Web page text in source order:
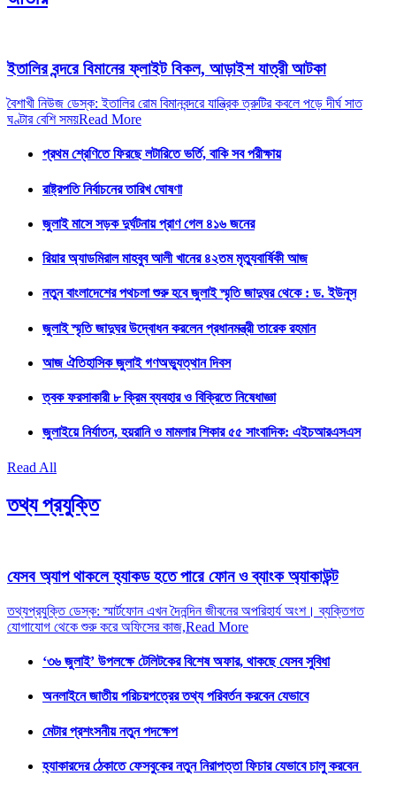
ইতালির বন্দরে বিমানের ফ্লাইট বিকল, আড়াইশ যাত্রী আটকা
বৈশাখী নিউজ ডেস্ক: ইতালির রোম বিমানবন্দরে যান্ত্রিক ত্রুটির কবলে পড়ে দীর্ঘ সাত
ঘণ্টার বেশি সময়Read More
প্রথম শ্রেণিতে ফিরছে লটারিতে ভর্তি, বাকি সব পরীক্ষায়
রাষ্ট্রপতি নির্বাচনের তারিখ ঘোষণা
জুলাই মাসে সড়ক দুর্ঘটনায় প্রাণ গেল ৪১৬ জনের
রিয়ার অ্যাডমিরাল মাহবুব আলী খানের ৪২তম মৃত্যুবার্ষিকী আজ
নতুন বাংলাদেশের পথচলা শুরু হবে জুলাই স্মৃতি জাদুঘর থেকে : ড. ইউনূস
জুলাই স্মৃতি জাদুঘর উদ্বোধন করলেন প্রধানমন্ত্রী তারেক রহমান
আজ ঐতিহাসিক জুলাই গণঅভ্যুত্থান দিবস
ত্বক ফরসাকারী ৮ ক্রিম ব্যবহার ও বিক্রিতে নিষেধাজ্ঞা
জুলাইয়ে নির্যাতন, হয়রানি ও মামলার শিকার ৫৫ সাংবাদিক: এইচআরএসএস
Read All
তথ্য প্রযুক্তি
যেসব অ্যাপ থাকলে হ্যাকড হতে পারে ফোন ও ব্যাংক অ্যাকাউন্ট
তথ্যপ্রযুক্তি ডেস্ক: স্মার্টফোন এখন দৈনন্দিন জীবনের অপরিহার্য অংশ। ব্যক্তিগত
যোগাযোগ থেকে শুরু করে অফিসের কাজ,Read More
‘৩৬ জুলাই’ উপলক্ষে টেলিটকের বিশেষ অফার, থাকছে যেসব সুবিধা
অনলাইনে জাতীয় পরিচয়পত্রের তথ্য পরিবর্তন করবেন যেভাবে
মেটার প্রশংসনীয় নতুন পদক্ষেপ
হ্যাকারদের ঠেকাতে ফেসবুকের নতুন নিরাপত্তা ফিচার যেভাবে চালু করবেন